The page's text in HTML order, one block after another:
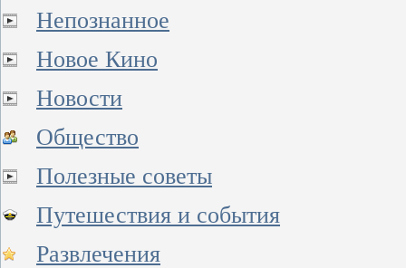
Непознанное
Новое Кино
Новости
Общество
Полезные советы
Путешествия и события
Развлечения